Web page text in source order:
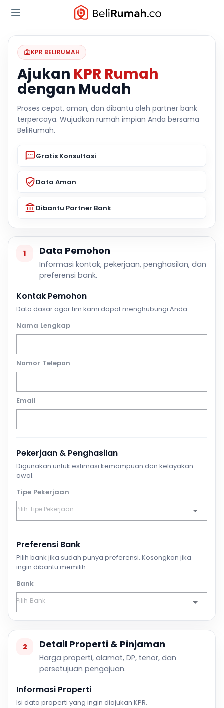
KPR BELIRUMAH
Ajukan KPR Rumah
dengan Mudah
Proses cepat, aman, dan dibantu oleh partner bank
terpercaya. Wujudkan rumah impian Anda bersama
BeliRumah.
Gratis Konsultasi
Data Aman
Dibantu Partner Bank
1 Data Pemohon
Informasi kontak, pekerjaan, penghasilan, dan
preferensi bank.
Kontak Pemohon
Data dasar agar tim kami dapat menghubungi Anda.
Nama Lengkap
Nomor Telepon
Email
Pekerjaan & Penghasilan
Digunakan untuk estimasi kemampuan dan kelayakan
awal.
Tipe Pekerjaan
Preferensi Bank
Pilih bank jika sudah punya preferensi. Kosongkan jika
ingin dibantu memilih.
Bank
2 Detail Properti & Pinjaman
Harga properti, alamat, DP, tenor, dan
persetujuan pengajuan.
Informasi Properti
Isi data properti yang ingin diajukan KPR.